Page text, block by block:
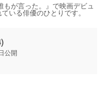
が言った。』で映画デビュ
いる俳優のひとりです。
公開